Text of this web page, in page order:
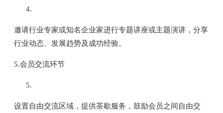
邀请行业专家或知名企业家进行专题讲座或主题演讲，分享
行业动态、发展趋势及成功经验。
5.会员交流环节
设置自由交流区域，提供茶歇服务，鼓励会员之间自由交